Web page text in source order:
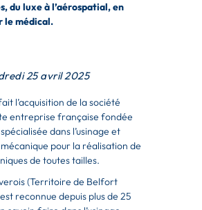
du luxe à l’aérospatial,en
le médical.
25 avril 2025
l’acquisition de la société
entreprise française fondée
dans l’usinage et
pour la réalisation de
de toutes tailles.
(Territoire de Belfort
reconnue depuis plus de 25